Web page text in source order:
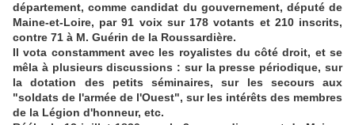
département, comme candidat du gouvernement, député de
Maine-et-Loire, par 91 voix sur 178 votants et 210 inscrits,
contre 71 à M. Guérin de la Roussardière.
Il vota constamment avec les royalistes du côté droit, et se
mêla à plusieurs discussions : sur la presse périodique, sur
la dotation des petits séminaires, sur les secours aux
"soldats de l'armée de l'Ouest", sur les intérêts des membres
de la Légion d'honneur, etc.